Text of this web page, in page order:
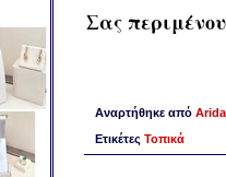
Σας
Αναρτήθηκε από
Ετικέτες Τοπικά